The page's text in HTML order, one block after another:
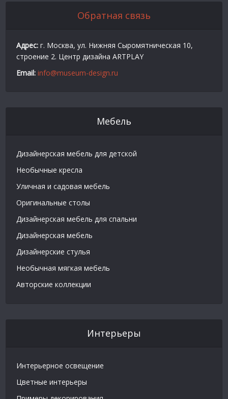
Обратная связь
Адрес: г. Москва, ул. Нижняя Сыромятническая 10,
строение 2. Центр дизайна ARTPLAY
Email: info@museum-design.ru
Мебель
Дизайнерская мебель для детской
Необычные кресла
Уличная и садовая мебель
Оригинальные столы
Дизайнерская мебель для спальни
Дизайнерская мебель
Дизайнерские стулья
Необычная мягкая мебель
Авторские коллекции
Интерьеры
Интерьерное освещение
Цветные интерьеры